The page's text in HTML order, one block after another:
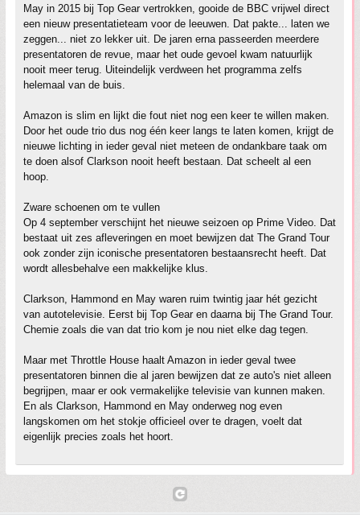
May in 2015 bij Top Gear vertrokken, gooide de BBC vrijwel direct
een nieuw presentatieteam voor de leeuwen. Dat pakte... laten we
zeggen... niet zo lekker uit. De jaren erna passeerden meerdere
presentatoren de revue, maar het oude gevoel kwam natuurlijk
nooit meer terug. Uiteindelijk verdween het programma zelfs
helemaal van de buis.
Amazon is slim en lijkt die fout niet nog een keer te willen maken.
Door het oude trio dus nog één keer langs te laten komen, krijgt de
nieuwe lichting in ieder geval niet meteen de ondankbare taak om
te doen alsof Clarkson nooit heeft bestaan. Dat scheelt al een
hoop.
Zware schoenen om te vullen
Op 4 september verschijnt het nieuwe seizoen op Prime Video. Dat
bestaat uit zes afleveringen en moet bewijzen dat The Grand Tour
ook zonder zijn iconische presentatoren bestaansrecht heeft. Dat
wordt allesbehalve een makkelijke klus.
Clarkson, Hammond en May waren ruim twintig jaar hét gezicht
van autotelevisie. Eerst bij Top Gear en daarna bij The Grand Tour.
Chemie zoals die van dat trio kom je nou niet elke dag tegen.
Maar met Throttle House haalt Amazon in ieder geval twee
presentatoren binnen die al jaren bewijzen dat ze auto's niet alleen
begrijpen, maar er ook vermakelijke televisie van kunnen maken.
En als Clarkson, Hammond en May onderweg nog even
langskomen om het stokje officieel over te dragen, voelt dat
eigenlijk precies zoals het hoort.